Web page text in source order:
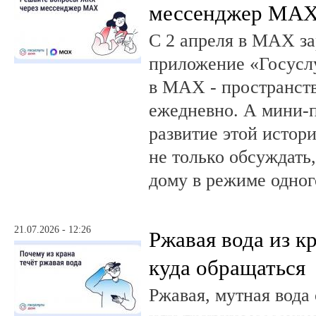
мессенджер
С 2 апреля в MAX
приложение
в MAX -
ежедневно. А мини-
развитие этой
не только
дому в режиме
21.07.2026 - 12:26
Ржавая вода из
куда обращаться
Ржавая, мутная